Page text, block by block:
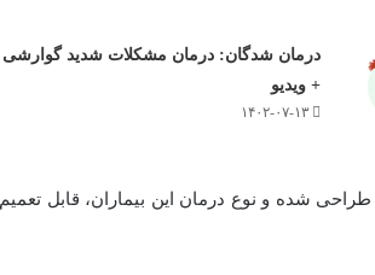
درمان شدگان: درمان مشکلات شدید گوارشی
+ ویدیو
۱۴۰۲-۰۷-۱۳
شده و نوع درمان این بیماران، قابل تعمیم